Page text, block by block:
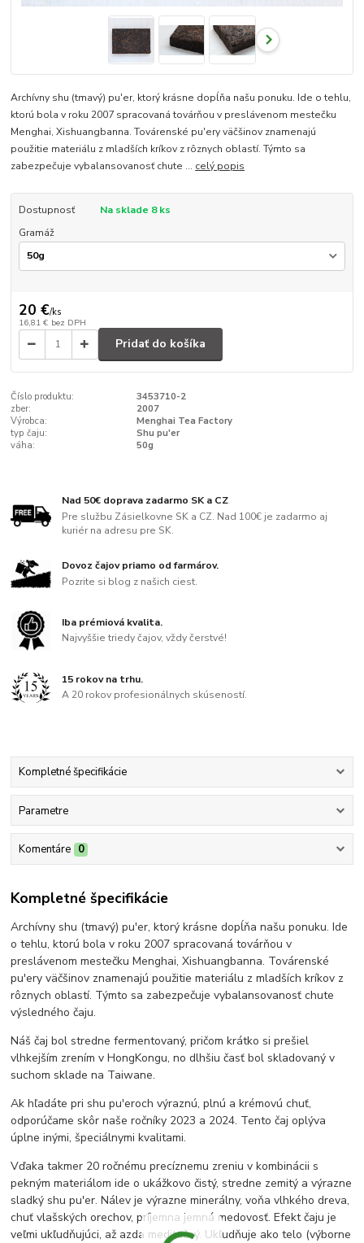
Archívny shu (tmavý) pu'er, ktorý krásne dopĺňa našu ponuku. Ide o tehlu,
ktorú bola v roku 2007 spracovaná továrňou v preslávenom mestečku
Menghai, Xishuangbanna. Továrenské pu'ery väčšinov znamenajú
použitie materiálu z mladších kríkov z rôznych oblastí. Týmto sa
zabezpečuje vybalansovanosť chute ... celý popis
Dostupnosť
Na sklade 8 ks
Gramáž
20 €/ks
16,81 € bez DPH
Pridať do košíka
Číslo produktu:
3453710-2
zber:
2007
Výrobca:
Menghai Tea Factory
typ čaju:
Shu pu'er
váha:
50g
Nad 50€ doprava zadarmo SK a CZ
Pre službu Zásielkovne SK a CZ. Nad 100€ je zadarmo aj
kuriér na adresu pre SK.
Dovoz čajov priamo od farmárov.
Pozrite si blog z našich ciest.
Iba prémiová kvalita.
Najvyššie triedy čajov, vždy čerstvé!
15 rokov na trhu.
A 20 rokov profesionálnych skúseností.
Kompletné špecifikácie
Parametre
Komentáre 0
Kompletné špecifikácie
Archívny shu (tmavý) pu'er, ktorý krásne dopĺňa našu ponuku. Ide
o tehlu, ktorú bola v roku 2007 spracovaná továrňou v
preslávenom mestečku Menghai, Xishuangbanna. Továrenské
pu'ery väčšinov znamenajú použitie materiálu z mladších kríkov z
rôznych oblastí. Týmto sa zabezpečuje vybalansovanosť chute
výsledného čaju.
Náš čaj bol stredne fermentovaný, pričom krátko si prešiel
vlhkejším zrením v HongKongu, no dlhšiu časť bol skladovaný v
suchom sklade na Taiwane.
Ak hľadáte pri shu pu'eroch výraznú, plnú a krémovú chuť,
odporúčame skôr naše ročníky 2023 a 2024. Tento čaj oplýva
úplne inými, špeciálnymi kvalitami.
Vďaka takmer 20 ročnému precíznemu zreniu v kombinácii s
pekným materiálom ide o ukážkovo čistý, stredne zemitý a výrazne
sladký shu pu'er. Nálev je výrazne minerálny, voňa vlhkého dreva,
chuť vlašských orechov, príjemna jemná medovosť. Efekt čaju je
veľmi ukľudňujúci, až azda meditačný. Ukľudňuje ako telo (výborne